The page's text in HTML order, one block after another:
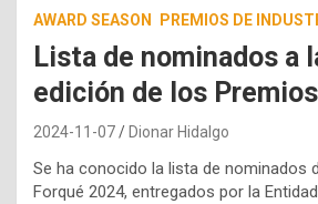
AWARD SEASON PREMIOS DE
Lista de nominados a
edición de los
2024-11-07 Dionar Hidalgo
Se ha conocido la lista de nominados
Forqué 2024, entregados por la